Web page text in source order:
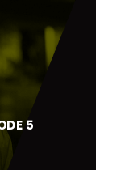
5